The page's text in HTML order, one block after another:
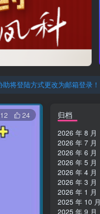
将登陆方式更改为邮箱登录！
24 归档
2026 年 8 月
2026 年 7 月
2026 年 6 月
2026 年 5 月
2026 年 4 月
2026 年 3 月
2026 年 1 月
2025 年 10 月
2025 年 9 月